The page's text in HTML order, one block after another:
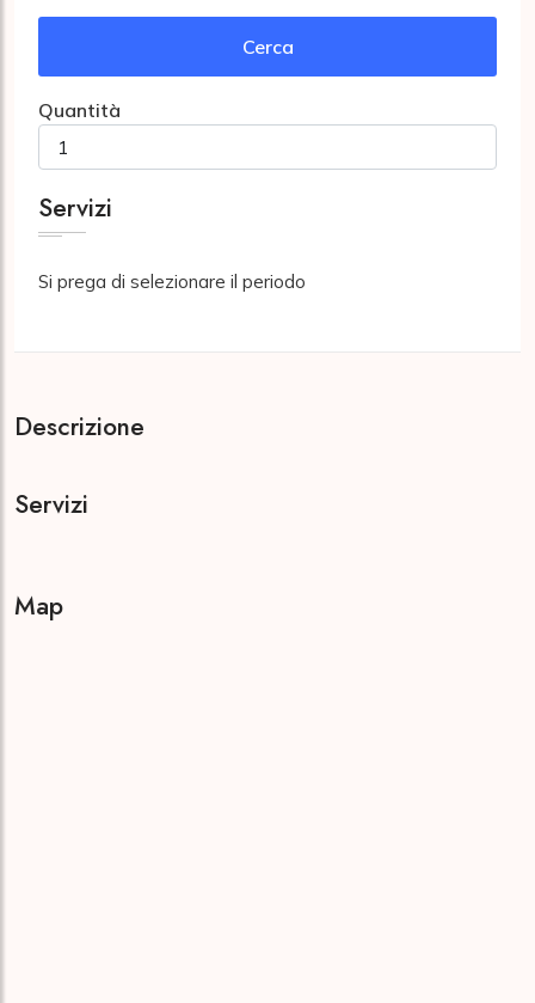
Cerca
Quantità
Servizi
Si prega di selezionare il periodo
Descrizione
Servizi
Map